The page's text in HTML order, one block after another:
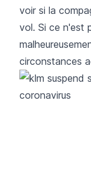
voir si la
vol. Si ce n'est
circonstances